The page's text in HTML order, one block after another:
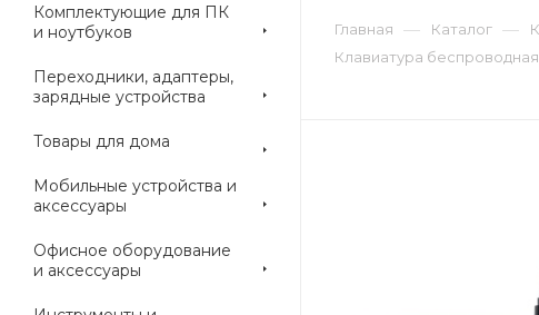
Комплектующие для ПК
и ноутбуков
Переходники, адаптеры,
зарядные устройства
Товары для дома
Мобильные устройства и
аксессуары
Офисное оборудование
и аксессуары
Главная — Каталог —
Клавиатура